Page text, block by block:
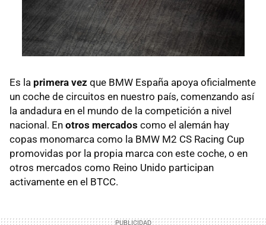
Es la primera vez que BMW España apoya oficialmente
un coche de circuitos en nuestro país, comenzando así
la andadura en el mundo de la competición a nivel
nacional. En otros mercados como el alemán hay
copas monomarca como la BMW M2 CS Racing Cup
promovidas por la propia marca con este coche, o en
otros mercados como Reino Unido participan
activamente en el BTCC.